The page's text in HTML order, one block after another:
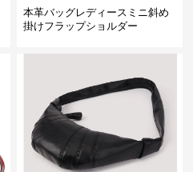
本革バッグレディースミニ斜め
掛けフラップショルダー